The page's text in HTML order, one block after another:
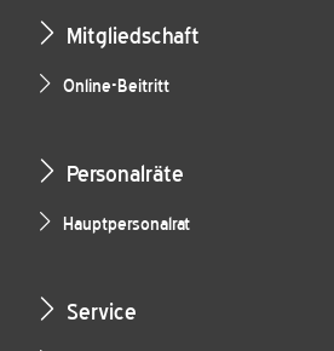
Mitgliedschaft
Online-Beitritt
Personalräte
Hauptpersonalrat
Service